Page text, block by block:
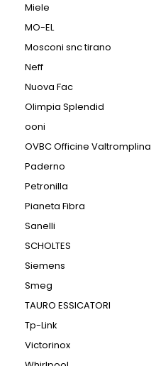
Miele
MO-EL
Mosconi snc tirano
Neff
Nuova Fac
Olimpia Splendid
ooni
OVBC Officine Valtromplina
Paderno
Petronilla
Pianeta Fibra
Sanelli
SCHOLTES
Siemens
Smeg
TAURO ESSICATORI
Tp-Link
Victorinox